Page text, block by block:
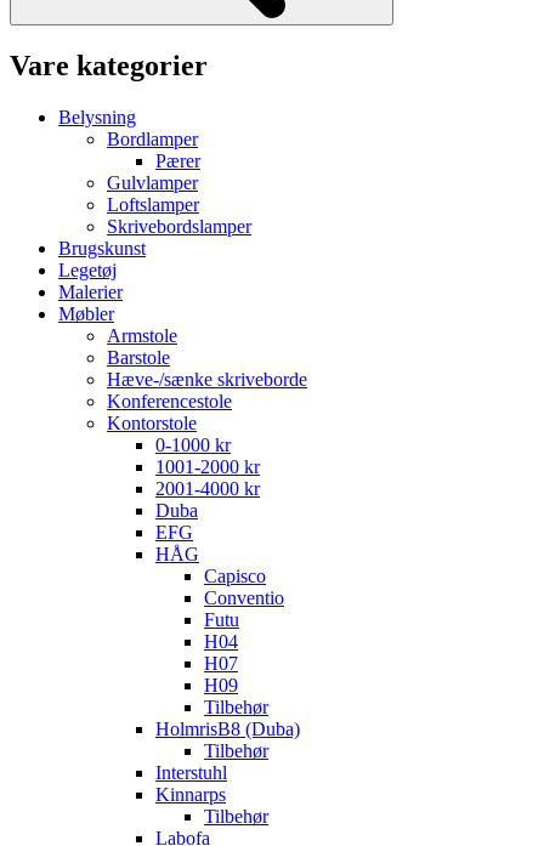
Vare kategorier
Belysning
Bordlamper
Pærer
Gulvlamper
Loftslamper
Skrivebordslamper
Brugskunst
Legetøj
Malerier
Møbler
Armstole
Barstole
Hæve-/sænke skriveborde
Konferencestole
Kontorstole
0-1000 kr
1001-2000 kr
2001-4000 kr
Duba
EFG
HÅG
Capisco
Conventio
Futu
H04
H07
H09
Tilbehør
HolmrisB8 (Duba)
Tilbehør
Interstuhl
Kinnarps
Tilbehør
Labofa